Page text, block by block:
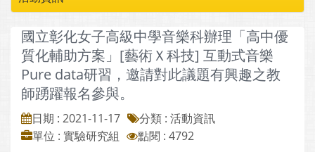
國立彰化女子高級中學音樂科辦理「高中優
質化輔助方案」[藝術Ｘ科技] 互動式音樂
Pure data研習，邀請對此議題有興趣之教
師踴躍報名參與。
日期 : 2021-11-17
分類 : 活動資訊
單位 : 實驗研究組
點閱 : 4792